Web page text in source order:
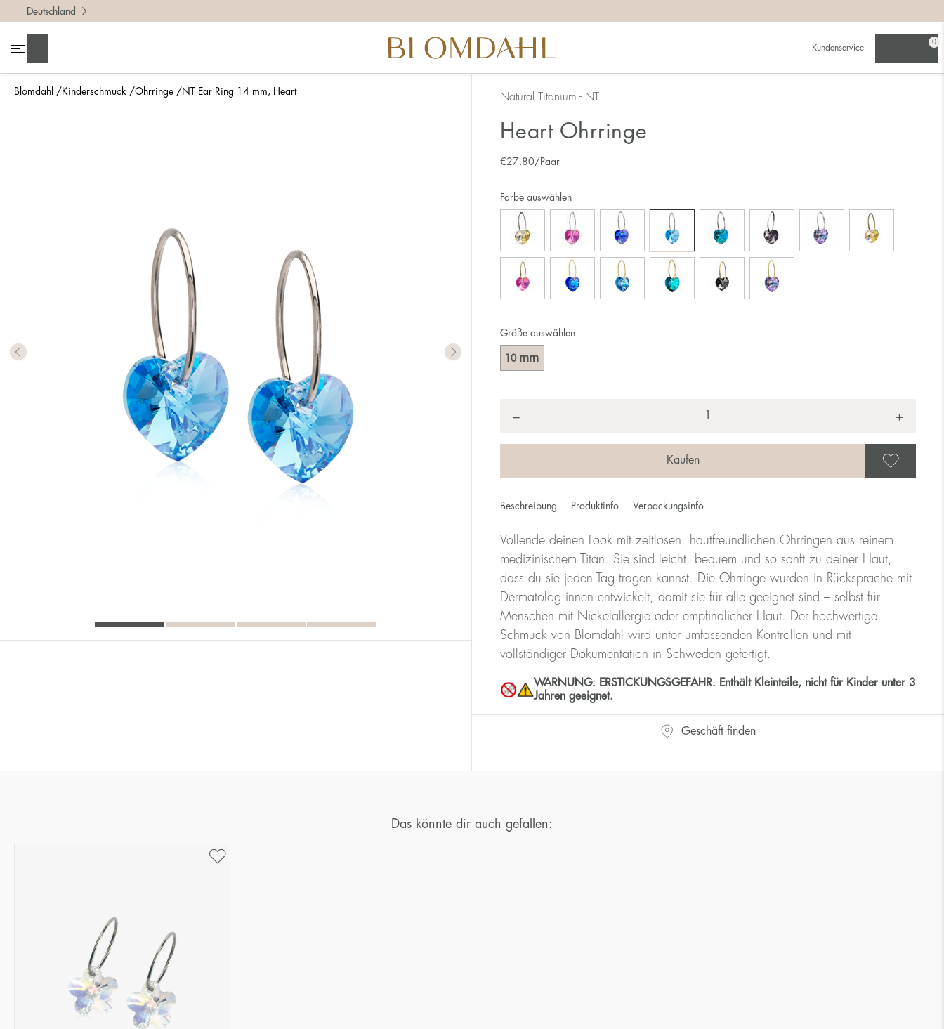
Blomdahl Kinderschmuck Ohrringe NT Ear Ring 14 mm, Heart
Deutschland
Kundenservice
0
Natural Titanium - NT
Heart Ohrringe
€27.80/Paar
Größe auswählen
10 mm
Farbe auswählen
− +
Beschreibung Produktinfo Verpackungsinfo
Vollende deinen Look mit zeitlosen, hautfreundlichen Ohrringen aus reinem
medizinischem Titan. Sie sind leicht, bequem und so sanft zu deiner Haut,
dass du sie jeden Tag tragen kannst. Die Ohrringe wurden in Rücksprache mit
Dermatolog:innen entwickelt, damit sie für alle geeignet sind – selbst für
Menschen mit Nickelallergie oder empfindlicher Haut. Der hochwertige
Schmuck von Blomdahl wird unter umfassenden Kontrollen und mit
vollständiger Dokumentation in Schweden gefertigt.
WARNUNG: ERSTICKUNGSGEFAHR. Enthält Kleinteile, nicht für Kinder unter 3
Jahren geeignet.
Geschäft finden
Das könnte dir auch gefallen: